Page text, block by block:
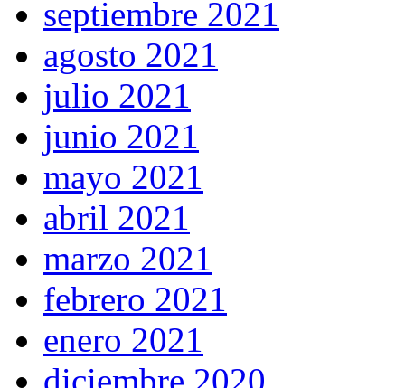
septiembre 2021
agosto 2021
julio 2021
junio 2021
mayo 2021
abril 2021
marzo 2021
febrero 2021
enero 2021